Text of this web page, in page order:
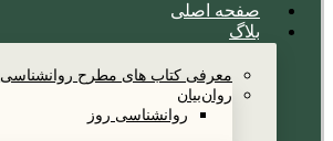
صفحه اصلی
بلاگ
معرفی کتاب های مطرح روانشناسی
روان‌بیان
روانشناسی روز